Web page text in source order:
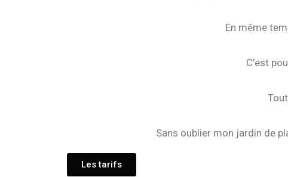
En même
C’est
Sans oublier mon jardin de
Les tarifs